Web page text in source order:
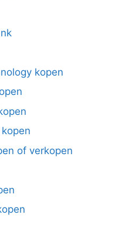
kopen
of verkopen